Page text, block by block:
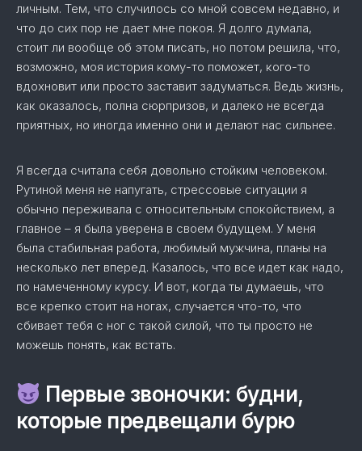
личным. Тем, что случилось со мной совсем недавно, и
что до сих пор не дает мне покоя. Я долго думала,
стоит ли вообще об этом писать, но потом решила, что,
возможно, моя история кому-то поможет, кого-то
вдохновит или просто заставит задуматься. Ведь жизнь,
как оказалось, полна сюрпризов, и далеко не всегда
приятных, но иногда именно они и делают нас сильнее.
Я всегда считала себя довольно стойким человеком.
Рутиной меня не напугать, стрессовые ситуации я
обычно переживала с относительным спокойствием, а
главное – я была уверена в своем будущем. У меня
была стабильная работа, любимый мужчина, планы на
несколько лет вперед. Казалось, что все идет как надо,
по намеченному курсу. И вот, когда ты думаешь, что
все крепко стоит на ногах, случается что-то, что
сбивает тебя с ног с такой силой, что ты просто не
можешь понять, как встать.
Первые звоночки: будни,
которые предвещали бурю